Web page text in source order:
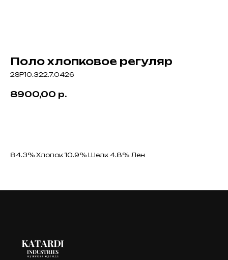
Поло хлопковое регуляр
2SP10.322.7.0426
8900,00 р.
84.3% Хлопок 10.9% Шелк 4.8% Лен